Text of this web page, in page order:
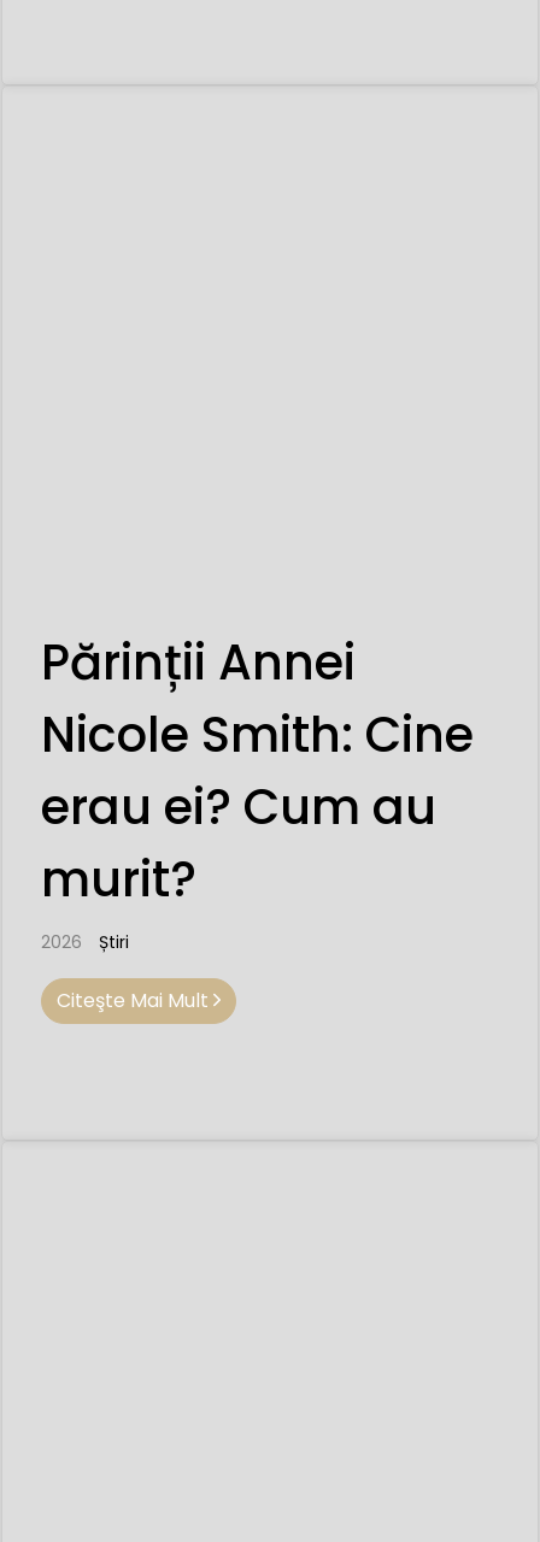
Părinții Annei
Nicole Smith: Cine
erau ei? Cum au
murit?
2026 Știri
Citeşte Mai Mult